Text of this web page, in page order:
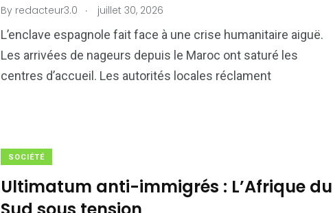
By redacteur3.0 . juillet 30, 2026
L’enclave espagnole fait face à une crise humanitaire aiguë.
Les arrivées de nageurs depuis le Maroc ont saturé les
centres d’accueil. Les autorités locales réclament
SOCIÉTÉ
Ultimatum anti-immigrés : L’Afrique du
1
International
240
Société
81
Sports
42
Uncategorized